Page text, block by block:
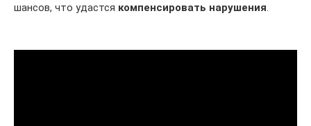
шансов, что удастся компенсировать нарушения